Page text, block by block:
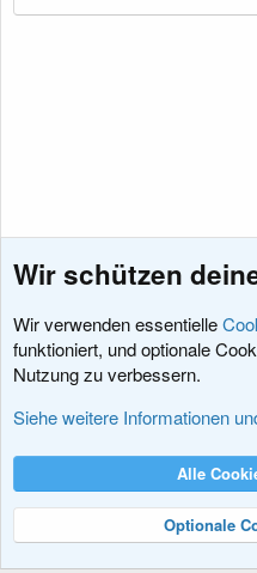
Vorschläge für Add-ons
Nutzungsbedingungen
R
Community platform by XenForo® ©
Wir schützen
Wir verwenden essentielle
funktioniert, und optionale
Nutzung zu verbessern.
Siehe weitere Informationen
Alle
Optionale